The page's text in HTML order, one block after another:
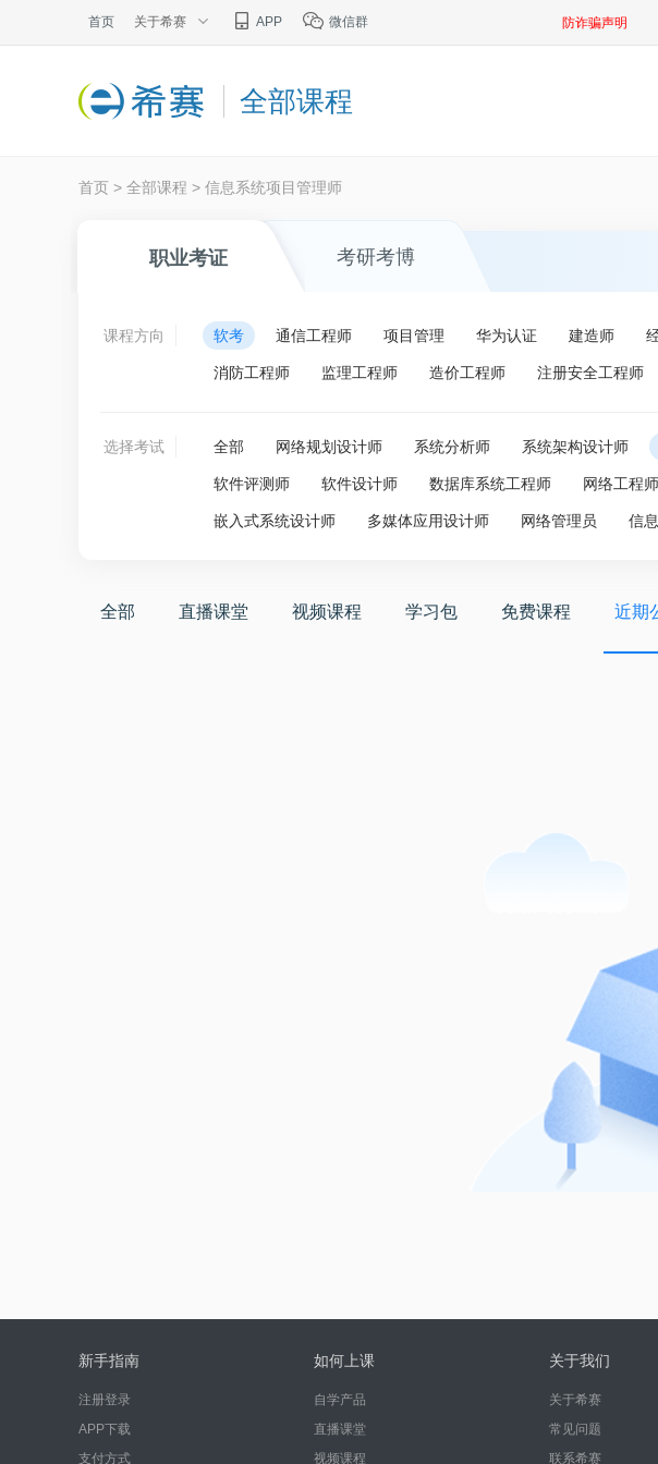
首页 关于希赛 APP 微信群 防诈骗声明
全部课程
首页 > 全部课程 > 信息系统项目管理师
职业考证 考研考博
课程方向 软考 通信工程师 项目管理 华为认证 建造师
消防工程师 监理工程师 造价工程师 注册安全工程师
选择考试 全部 网络规划设计师 系统分析师 系统架构设计师
软件评测师 软件设计师 数据库系统工程师 网络工程师
嵌入式系统设计师 多媒体应用设计师 网络管理员 信
全部 直播课堂 视频课程 学习包 免费课程 近期
新手指南
注册登录
APP下载
支付方式
如何上课
自学产品
直播课堂
视频课程
关于我们
关于希赛
常见问题
联系希赛